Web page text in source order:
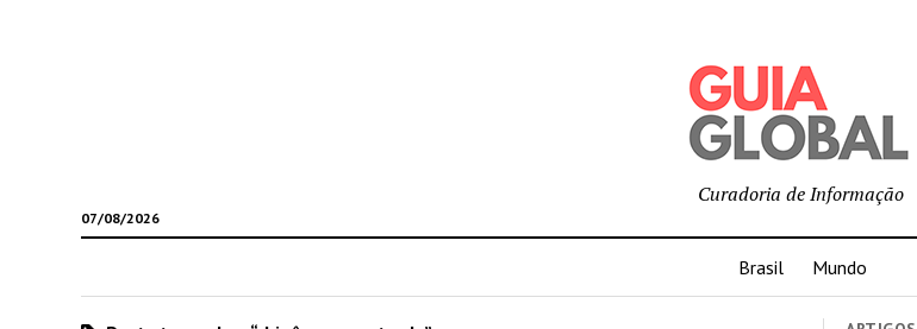
07/08/2026
Curadoria de Informação
Brasil Mundo